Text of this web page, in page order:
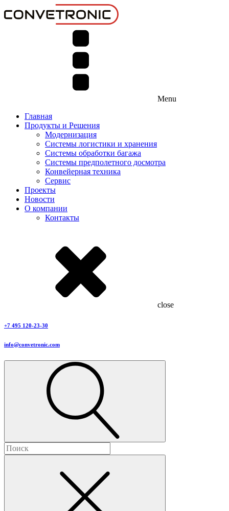
Menu
Главная
Продукты и Решения
Модернизация
Системы логистики и хранения
Системы обработки багажа
Системы предполетного досмотра
Конвейерная техника
Сервис
Проекты
Новости
О компании
Контакты
close
+7 495 120-23-30
info@convetronic.com
Найти: